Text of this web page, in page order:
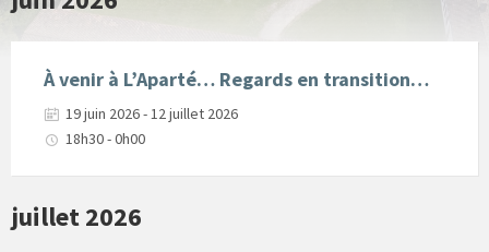
À venir à L’Aparté… Regards en transition…
19 juin 2026 - 12 juillet 2026
18h30 - 0h00
juillet 2026